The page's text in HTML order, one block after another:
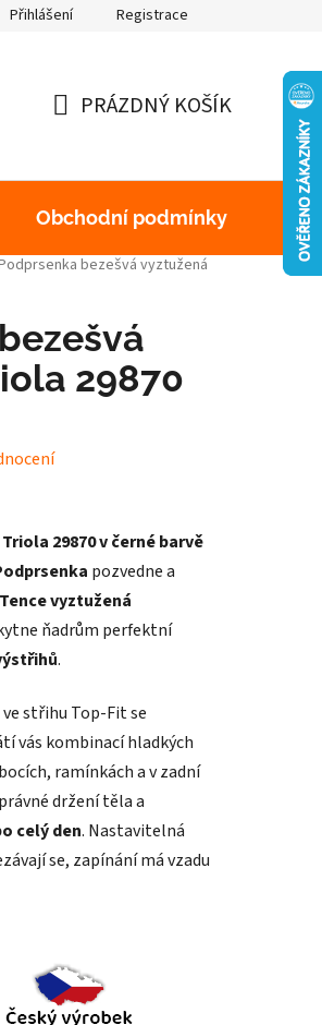
Přihlášení Registrace
KOŠÍK
PRÁZDNÝ KOŠÍK
Obchodní podmínky
bezešvá vyztužená
29870
29870 v černé barvě
pozvedne a
Tence vyztužená
ňadrům perfektní
.
ve střihu Top-Fit se
vás kombinací hladkých
ramínkách a v zadní
držení těla a
celý den. Nastavitelná
se, zapínání má vzadu